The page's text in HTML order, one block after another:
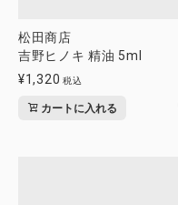
松田商店
吉野ヒノキ 精油 5ml
¥1,320 税込
カートに入れる